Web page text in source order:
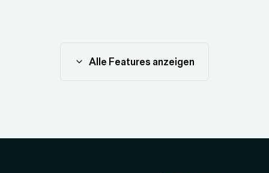
Alle Features anzeigen